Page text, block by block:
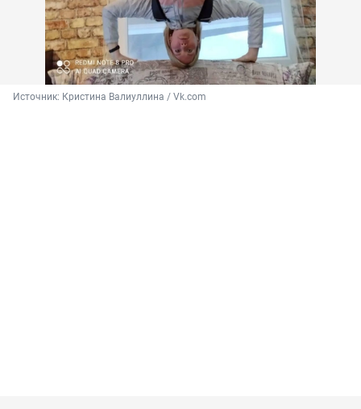
Источник: Кристина Валиуллина / Vk.com